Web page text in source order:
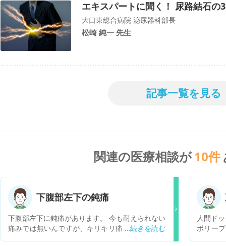
エキスパートに聞く！ 尿路結石の
大口東総合病院 泌尿器科部長
松崎 純一 先生
記事一覧を見る
関連の医療相談が10件
下腹部左下の鈍痛
下腹部左下に鈍痛があります。 今も耐えられない
痛みでは無いんですが、キリキリ痛みが続いてま
人間ド
ポリー